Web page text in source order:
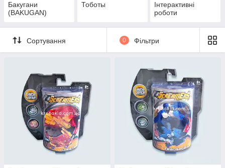
Бакугани
(BAKUGAN)
Тоботы
Інтерактивні
роботи
Сортування 0 Фільтри